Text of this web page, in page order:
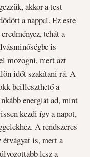
akkor a test
a nappal. Ez este
tehát a
is
mozogni, mert azt
időt szakítani rá. A
beilleszthető a
energiát ad, mint
kezdi így a napot,
A rendszeres
is, mert a
lesz a